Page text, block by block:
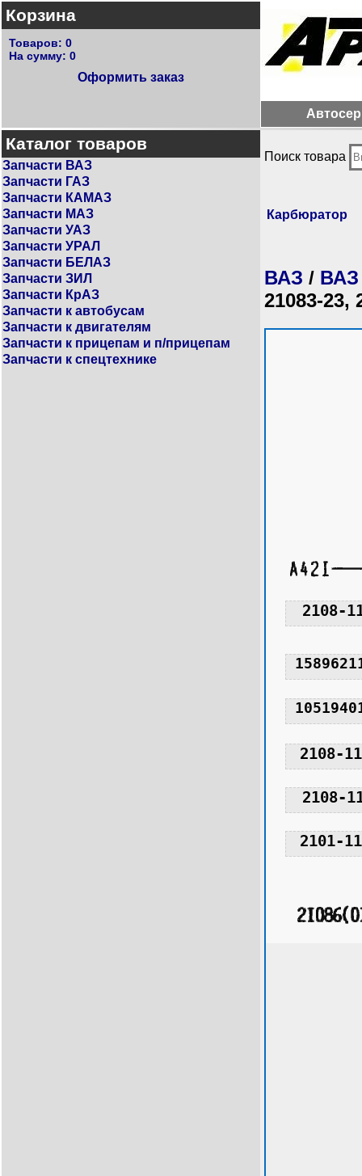
Корзина
Товаров: 0
На сумму: 0
Оформить заказ
Каталог товаров
Запчасти ВАЗ
Запчасти ГАЗ
Запчасти КАМАЗ
Запчасти МАЗ
Запчасти УАЗ
Запчасти УРАЛ
Запчасти БЕЛАЗ
Запчасти ЗИЛ
Запчасти КрАЗ
Запчасти к автобусам
Запчасти к двигателям
Запчасти к прицепам и п/прицепам
Запчасти к спецтехнике
Поиск товара
Карбюратор
ВАЗ / ВАЗ
21083-23,
2101-
2108-
2108-
2108-